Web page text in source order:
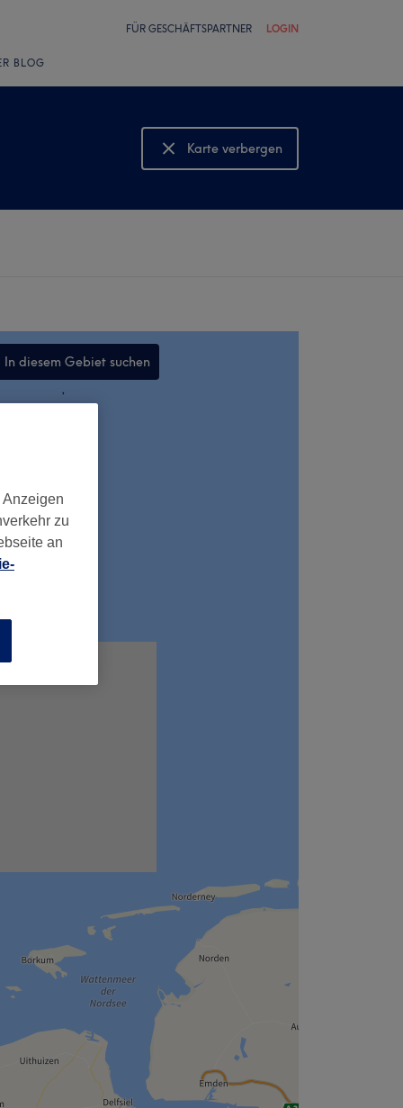
FÜR GESCHÄFTSPARTNER LOGIN
BLOG
Karte verbergen
Karte anzeigen
In diesem Gebiet suchen
,
zu
an